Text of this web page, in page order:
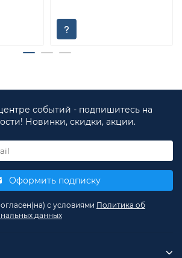
событий - подпишитесь на
Новинки, скидки, акции.
Оформить подписку
с условиями Политика об
данных